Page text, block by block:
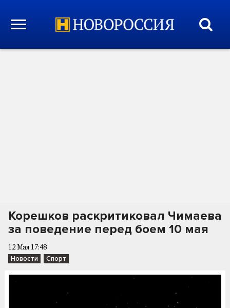
Корешков раскритиковал Чимаева
за поведение перед боем 10 мая
12 Мая 17:48
Новости Спорт